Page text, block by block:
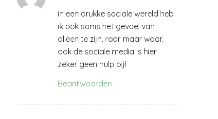
in een drukke sociale wereld heb
ik ook soms het gevoel van
alleen te zijn. raar maar waar.
ook de sociale media is hier
zeker geen hulp bij!
Beantwoorden